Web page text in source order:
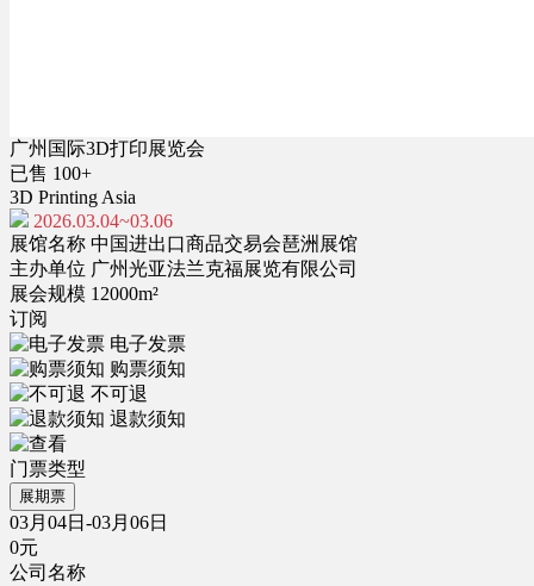
广州国际3D打印展览会
已售 100+
3D Printing Asia
2026.03.04~03.06
展馆名称 中国进出口商品交易会琶洲展馆
主办单位 广州光亚法兰克福展览有限公司
展会规模 12000m²
订阅
电子发票
购票须知
不可退
退款须知
门票类型
展期票
03月04日-03月06日
0元
公司名称